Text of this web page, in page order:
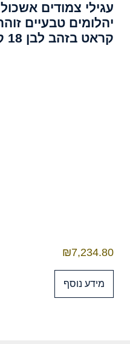
עגילי צמודים אשכול
קראט בזהב לבן 18 קראט
₪7,234.80
מידע נוסף